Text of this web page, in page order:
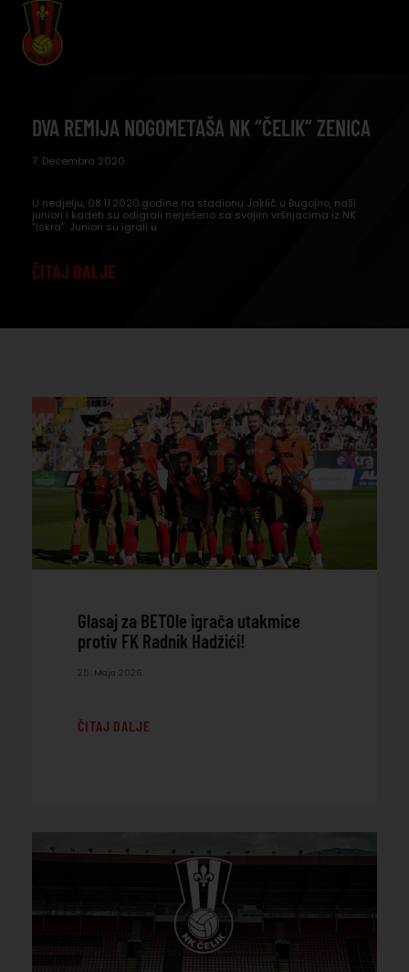
DVA REMIJA NOGOMETAŠA NK “ČELIK” ZENICA
7. Decembra 2020.
U nedjelju, 08.11.2020.godine na stadionu Jaklić u Bugojno, naši
juniori i kadeti su odigrali nerješeno sa svojim vršnjacima iz NK
“Iskra”. Juniori su igrali u
ČITAJ DALJE
Glasaj za BETOle igrača utakmice
protiv FK Radnik Hadžići!
25. Maja 2026.
ČITAJ DALJE